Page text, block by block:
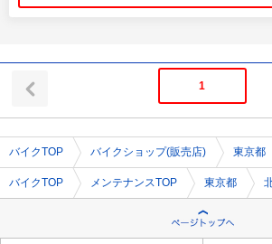
1
バイクTOP バイクショップ(販売店) 東京都
バイクTOP メンテナンスTOP 東京都